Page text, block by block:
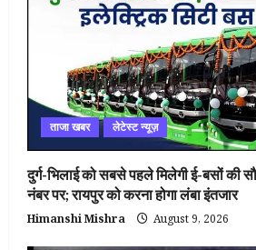
ताजा खबर लेटेस्ट न्यूज़
दुर्ग-भिलाई को सबसे पहले मिलेगी ई-बसों की
नंबर पर; रायपुर को करना होगा लंबा इंतजार
Himanshi Mishra August 9, 2026